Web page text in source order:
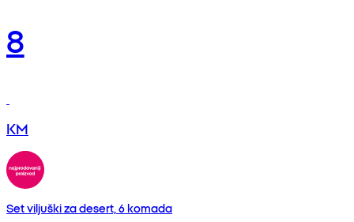
8
KM
Set viljuški za desert, 6 komada